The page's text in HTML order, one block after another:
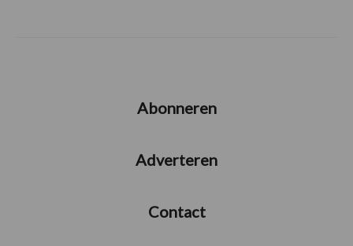
Abonneren
Adverteren
Contact